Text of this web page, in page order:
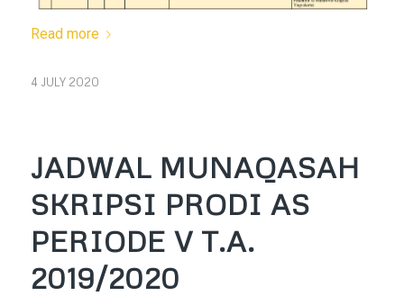
Read more
4 JULY 2020
JADWAL MUNAQASAH
SKRIPSI PRODI AS
PERIODE V T.A.
2019/2020